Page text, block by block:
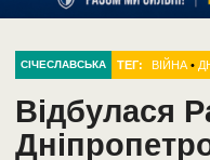
СІЧЕСЛАВСЬКА ТЕГ: ВІЙНА •
Відбулася